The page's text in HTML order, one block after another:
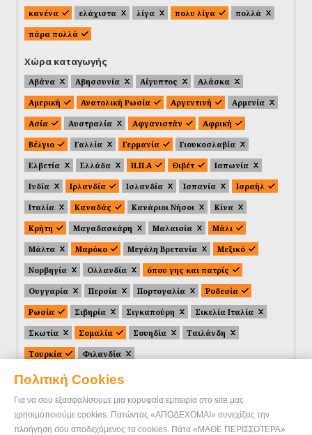
Πολιτική Cookies
Για να σου εξασφαλίσουμε μια κορυφαία εμπειρία στο site μας
χρησιμοποιούμε cookies. Πατώντας «ΑΠΟΔΕΧΟΜΑΙ» συνεχίζεις την
πλοήγηση σου αποδεχόμενος τα cookies. Πάτα «ΜΑΘΕ ΠΕΡΙΣΣΟΤΕΡΑ»
κανένα ελάχιστα λίγα πολυ λίγα
πολλά
πάρα πολλά
Χώρα καταγωγής
Αβάνα Αβησσυνία Αίγυπτος
Αλάσκα
Αμερική
Ανατολική Ρωσία Αργεντινή
Αρμενία
Ασία
Αυστραλία Αφγανιστάν
Αφρική
Βέλγιο
Γαλλία Γερμανία
Γιουκοσλαβία
Ελβετία
Ελλάδα Η.Π.Α Θιβέτ
Ιαπωνία
Ινδία
Ιρλανδία Ισλανδία Ισπανία
Ισραήλ
Ιταλία
Καναδάς Κανάριοι Νήσοι
Κίνα
Κρήτη
Μαγαδασκάρη Μαλαισία
Μάλι
Μάλτα
Μαρόκο Μεγάλη Βρετανία
Μεξικό
Νορβηγία
Ολλανδία
όπου γης και πατρίς
Ουγγαρία
Περσία Πορτογαλία
Ροδεσία
Ρωσία
Σιβηρία Σιγκαπούρη
Σικελία Ιταλία
Σκωτία
Σομαλία Σουηδία
Ταιλάνδη
Τουρκία
Φιλανδία